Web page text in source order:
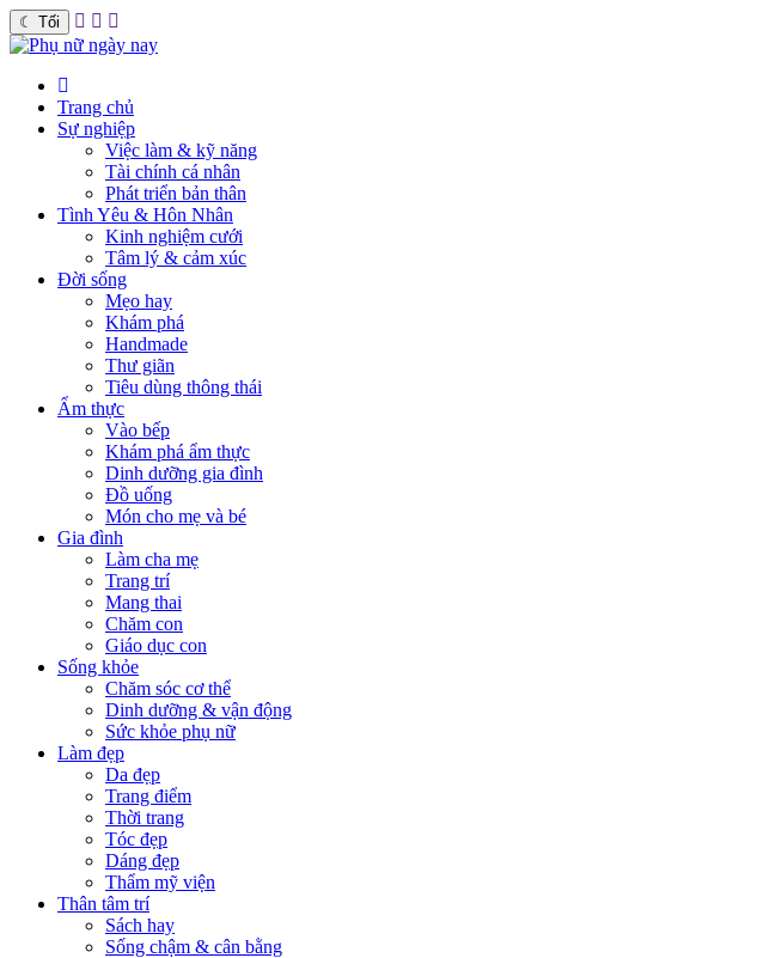
☾ Tối
Trang chủ
Sự nghiệp
Việc làm & kỹ năng
Tài chính cá nhân
Phát triển bản thân
Tình Yêu & Hôn Nhân
Kinh nghiệm cưới
Tâm lý & cảm xúc
Đời sống
Mẹo hay
Khám phá
Handmade
Thư giãn
Tiêu dùng thông thái
Ẩm thực
Vào bếp
Khám phá ẩm thực
Dinh dưỡng gia đình
Đồ uống
Món cho mẹ và bé
Gia đình
Làm cha mẹ
Trang trí
Mang thai
Chăm con
Giáo dục con
Sống khỏe
Chăm sóc cơ thể
Dinh dưỡng & vận động
Sức khỏe phụ nữ
Làm đẹp
Da đẹp
Trang điểm
Thời trang
Tóc đẹp
Dáng đẹp
Thẩm mỹ viện
Thân tâm trí
Sách hay
Sống chậm & cân bằng